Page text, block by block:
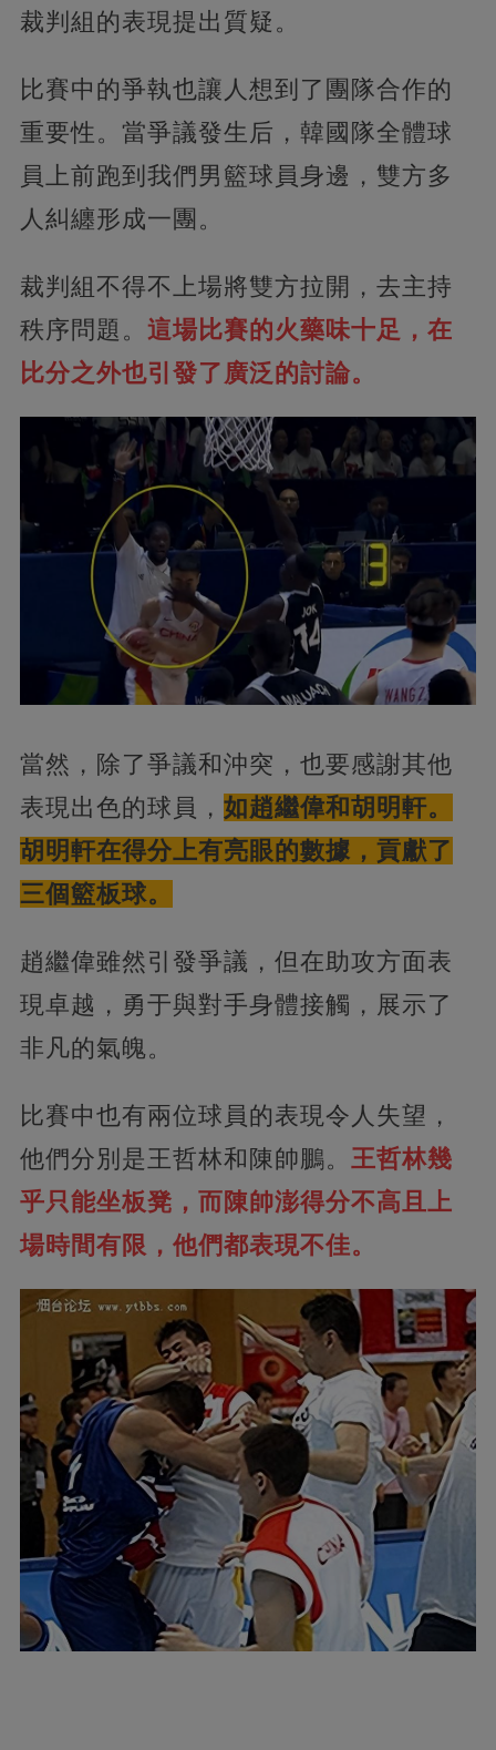
裁判組的表現提出質疑。
比賽中的爭執也讓人想到了團隊合作的
重要性。當爭議發生后，韓國隊全體球
員上前跑到我們男籃球員身邊，雙方多
人糾纏形成一團。
裁判組不得不上場將雙方拉開，去主持
秩序問題。 這場比賽的火藥味十足，在
比分之外也引發了廣泛的討論。
當然，除了爭議和沖突，也要感謝其他
表現出色的球員， 如趙繼偉和胡明軒。
胡明軒在得分上有亮眼的數據，貢獻了
三個籃板球。
趙繼偉雖然引發爭議，但在助攻方面表
現卓越，勇于與對手身體接觸，展示了
非凡的氣魄。
比賽中也有兩位球員的表現令人失望，
他們分別是王哲林和陳帥鵬。 王哲林幾
乎只能坐板凳，而陳帥澎得分不高且上
場時間有限，他們都表現不佳。